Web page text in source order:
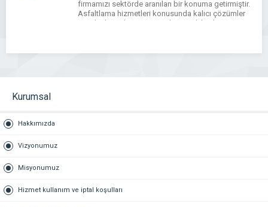
firmamızı sektörde aranılan bir konuma getirmiştir.
Asfaltlama hizmetleri konusunda kalıcı çözümler
ancak alanında uzman ve deneyimli kişilerin
Kurumsal
Hakkımızda
Vizyonumuz
Misyonumuz
Hizmet kullanım ve iptal koşulları